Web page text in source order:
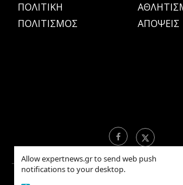
Allow expertnews.gr to send web push
notifications to your desktop.
ΠΟΛΙΤΙΚΗ
ΠΟΛΙΤΙΣΜΟΣ
ΑΠΟΨΕΙΣ